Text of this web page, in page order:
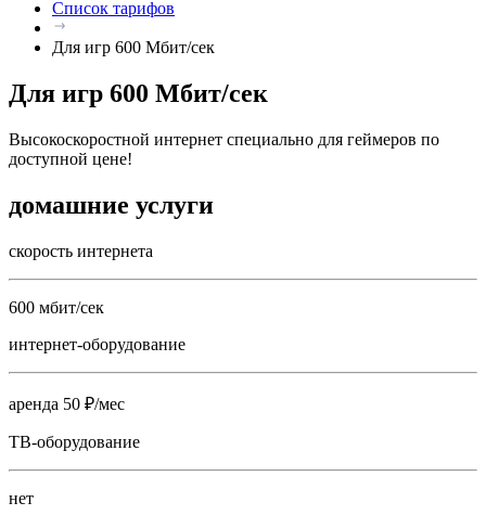
Список тарифов
Для игр 600 Мбит/сек
Для игр 600 Мбит/сек
Высокоскоростной интернет специально для геймеров по
доступной цене!
домашние услуги
скорость интернета
600 мбит/сек
интернет-оборудование
аренда 50 ₽/мес
ТВ-оборудование
нет